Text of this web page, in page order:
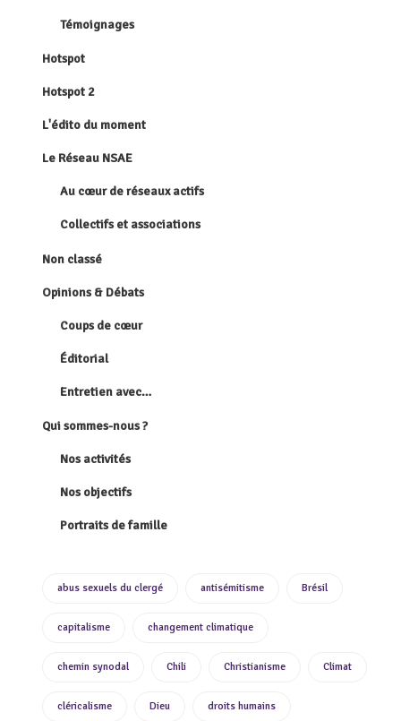
Témoignages
Hotspot
Hotspot 2
L'édito du moment
Le Réseau NSAE
Au cœur de réseaux actifs
Collectifs et associations
Non classé
Opinions & Débats
Coups de cœur
Éditorial
Entretien avec…
Qui sommes-nous ?
Nos activités
Nos objectifs
Portraits de famille
abus sexuels du clergé antisémitisme Brésil
capitalisme changement climatique
chemin synodal Chili Christianisme Climat
cléricalisme Dieu droits humains